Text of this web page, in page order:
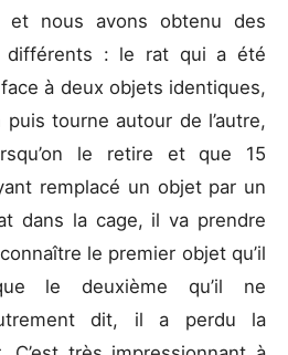
et nous avons obtenu des
différents : le rat qui a été
à deux objets identiques,
tourne autour de l’autre,
le retire et que 15
remplacé un objet par un
dans la cage, il va prendre
le premier objet qu’il
le deuxième qu’il ne
dit, il a perdu la